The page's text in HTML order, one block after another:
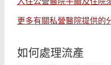
更多有關私營醫院提供的
如何處理流產